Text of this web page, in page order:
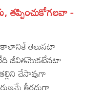
Songs
Songs
Songs
తప్పించుకోగలవా -
కాలానికే తెలుసటా
జీవితమొకటేనటా
చేసావుగా